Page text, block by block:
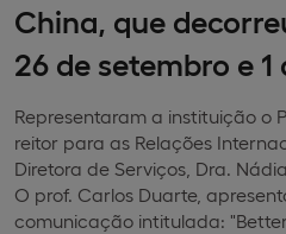
China, que
26 de setembro e
Representaram a instituição o
reitor para as Relações
Diretora de Serviços, Dra.
O prof. Carlos Duarte,
comunicação intitulada: